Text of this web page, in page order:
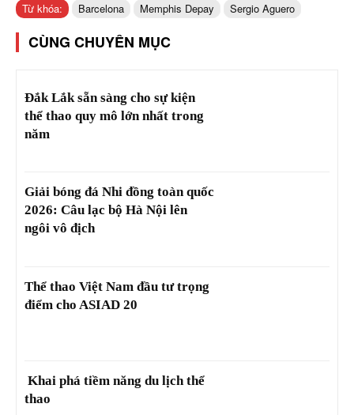
Từ khóa: Barcelona Memphis Depay Sergio Aguero
CÙNG CHUYÊN MỤC
Đắk Lắk sẵn sàng cho sự kiện
thể thao quy mô lớn nhất trong
năm
Giải bóng đá Nhi đồng toàn quốc
2026: Câu lạc bộ Hà Nội lên
ngôi vô địch
Thể thao Việt Nam đầu tư trọng
điểm cho ASIAD 20
Khai phá tiềm năng du lịch thể
thao